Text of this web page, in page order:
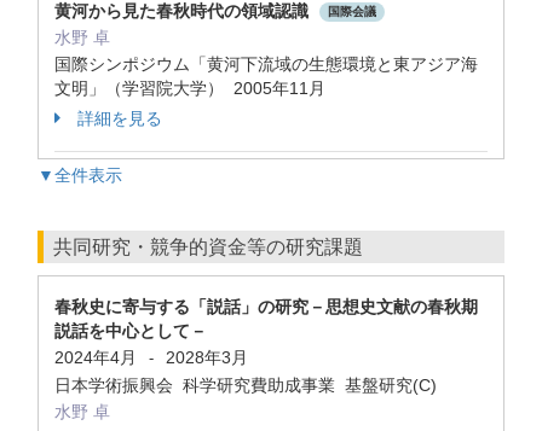
黄河から見た春秋時代の領域認識 国際会議
水野 卓
国際シンポジウム「黄河下流域の生態環境と東アジア海
文明」（学習院大学） 2005年11月
詳細を見る
▼全件表示
共同研究・競争的資金等の研究課題
春秋史に寄与する「説話」の研究－思想史文献の春秋期
説話を中心として－
2024年4月
-
2028年3月
日本学術振興会 科学研究費助成事業 基盤研究(C)
水野 卓